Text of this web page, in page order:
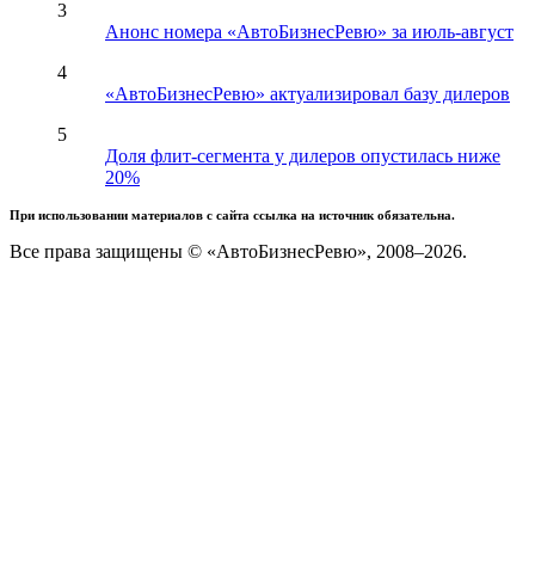
3
Анонс номера «АвтоБизнесРевю» за июль-август
4
«АвтоБизнесРевю» актуализировал базу дилеров
5
Доля флит-сегмента у дилеров опустилась ниже
20%
При использовании материалов с сайта ссылка на источник обязательна.
Все права защищены © «АвтоБизнесРевю», 2008–2026.